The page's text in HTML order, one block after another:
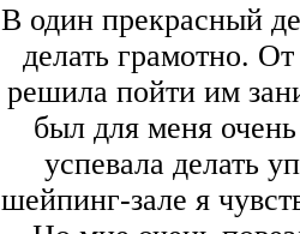
В один прекрасный
делать грамотно.
решила пойти им
был для меня
успевала делать
шейпинг-зале я